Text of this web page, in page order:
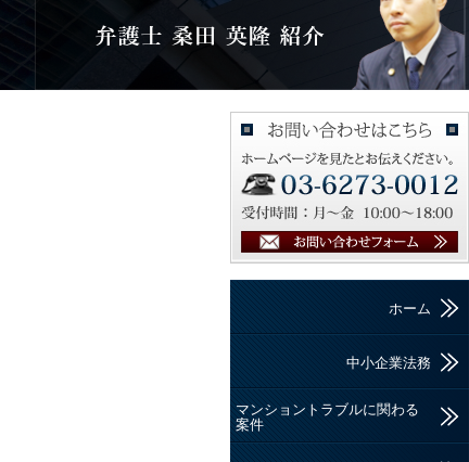
ホーム
中小企業法務
マンショントラブルに関わる
案件